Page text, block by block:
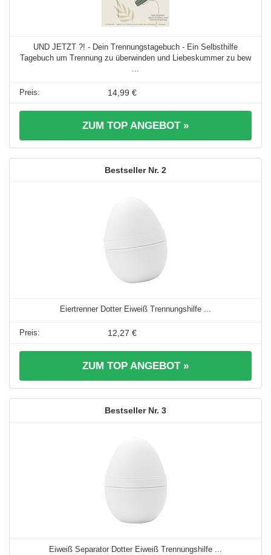
UND JETZT ?! - Dein Trennungstagebuch - Ein Selbsthilfe
Tagebuch um Trennung zu überwinden und Liebeskummer zu bew
...
14,99 €
ZUM TOP ANGEBOT »
2
Eiertrenner Dotter Eiweiß Trennungshilfe ...
12,27 €
ZUM TOP ANGEBOT »
3
Eiweiß Separator Dotter Eiweiß Trennungshilfe ...